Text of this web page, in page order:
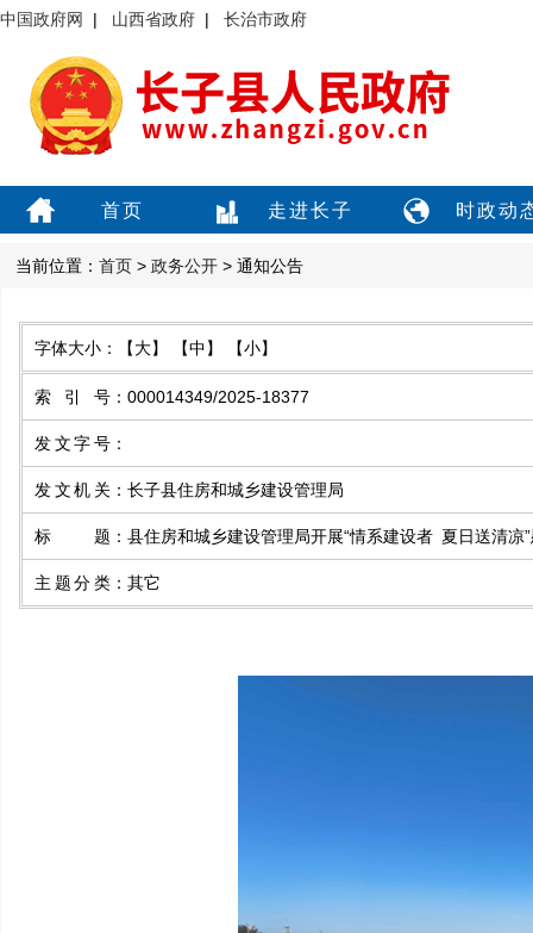
中国政府网 | 山西省政府 | 长治市政府
首页 走进长子 时政动
当前位置： 首页 > 政务公开 > 通知公告
字体大小： 【大】 【中】 【小】
索引号 ： 000014349/2025-18377
发文字号 ：
发文机关 ： 长子县住房和城乡建设管理局
标题 ： 县住房和城乡建设管理局开展“情系建设者 夏日送清凉
主题分类 ： 其它